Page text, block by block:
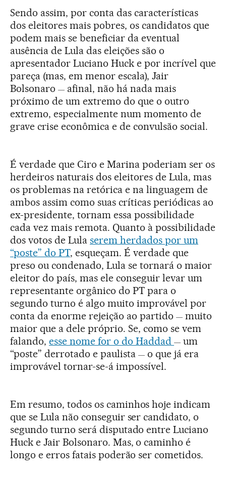
Sendo assim, por conta das características
dos eleitores mais pobres, os candidatos que
podem mais se beneficiar da eventual
ausência de Lula das eleições são o
apresentador Luciano Huck e por incrível que
pareça (mas, em menor escala), Jair
Bolsonaro — afinal, não há nada mais
próximo de um extremo do que o outro
extremo, especialmente num momento de
grave crise econômica e de convulsão social.
É verdade que Ciro e Marina poderiam ser os
herdeiros naturais dos eleitores de Lula, mas
os problemas na retórica e na linguagem de
ambos assim como suas críticas periódicas ao
ex-presidente, tornam essa possibilidade
cada vez mais remota. Quanto à possibilidade
dos votos de Lula serem herdados por um
“poste” do PT, esqueçam. É verdade que
preso ou condenado, Lula se tornará o maior
eleitor do país, mas ele conseguir levar um
representante orgânico do PT para o
segundo turno é algo muito improvável por
conta da enorme rejeição ao partido — muito
maior que a dele próprio. Se, como se vem
falando, esse nome for o do Haddad — um
“poste” derrotado e paulista — o que já era
improvável tornar-se-á impossível.
Em resumo, todos os caminhos hoje indicam
que se Lula não conseguir ser candidato, o
segundo turno será disputado entre Luciano
Huck e Jair Bolsonaro. Mas, o caminho é
longo e erros fatais poderão ser cometidos.